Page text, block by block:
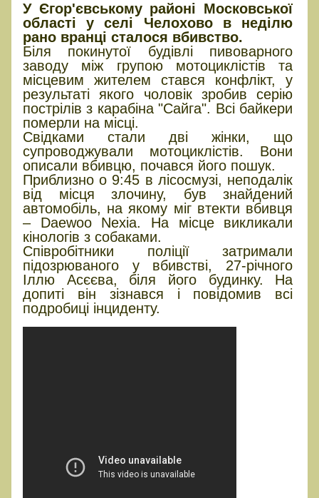
У Єгор'євському районі Московської
області у селі Челохово в неділю
рано вранці сталося вбивство.
Біля покинутої будівлі пивоварного
заводу між групою мотоциклістів та
місцевим жителем стався конфлікт, у
результаті якого чоловік зробив серію
пострілів з карабіна "Сайга". Всі байкери
померли на місці.
Свідками стали дві жінки, що
супроводжували мотоциклістів. Вони
описали вбивцю, почався його пошук.
Приблизно о 9:45 в лісосмузі, неподалік
від місця злочину, був знайдений
автомобіль, на якому міг втекти вбивця
– Daewoo Nexia. На місце викликали
кінологів з собаками.
Співробітники поліції затримали
підозрюваного у вбивстві, 27-річного
Іллю Асєєва, біля його будинку. На
допиті він зізнався і повідомив всі
подробиці інциденту.